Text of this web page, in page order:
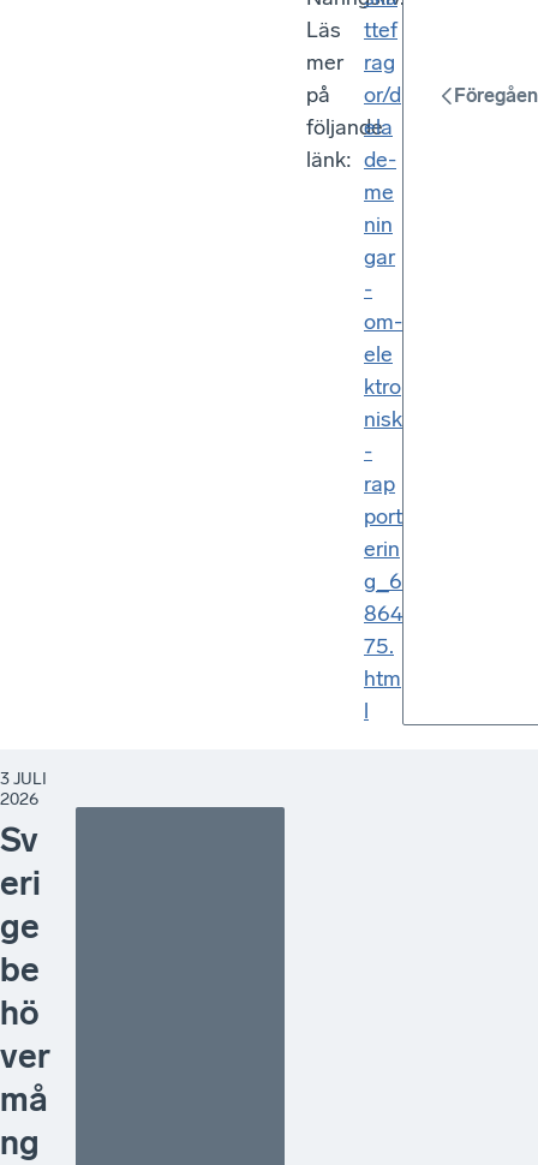
Läs
mer
på
följande
länk:
ttef
rag
or/d
ela
de-
me
nin
gar
-
om-
ele
ktro
nisk
-
rap
port
erin
g_6
864
75.
htm
l
3 JULI
2026
Sv
eri
ge
be
hö
ver
må
ng